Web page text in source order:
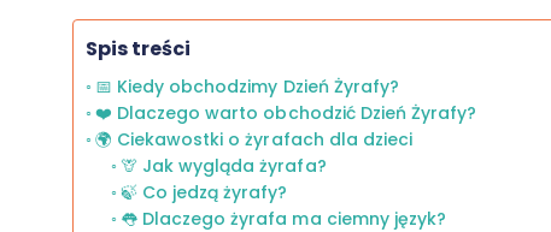
Spis treści
📅 Kiedy obchodzimy Dzień Żyrafy?
❤️ Dlaczego warto obchodzić Dzień Żyrafy?
🌍 Ciekawostki o żyrafach dla dzieci
🦒 Jak wygląda żyrafa?
🍃 Co jedzą żyrafy?
👅 Dlaczego żyrafa ma ciemny język?